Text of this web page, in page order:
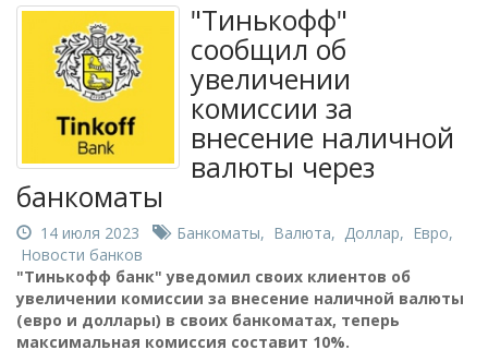
"Тинькофф"
сообщил об
увеличении
комиссии за
внесение наличной
валюты через
банкоматы
14 июля 2023 Банкоматы, Валюта, Доллар, Евро,
Новости банков
"Тинькофф банк" уведомил своих клиентов об
увеличении комиссии за внесение наличной валюты
(евро и доллары) в своих банкоматах, теперь
максимальная комиссия составит 10%.